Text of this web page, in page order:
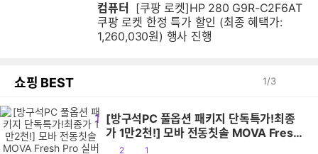
컴퓨터
쿠팡 로켓 한정 특가 할인 (최종 혜택가:
1,260,030원) 행사 진행
쇼핑 BEST 1/3
1 [방구석PC 풀옵션 패키지 단독특가!최종
가 1만2천!] 모바 전동칫솔 MOVA Fresh
Pro 실버 무선 터치 IPX7 방수 10단계 진
공
2
댓1